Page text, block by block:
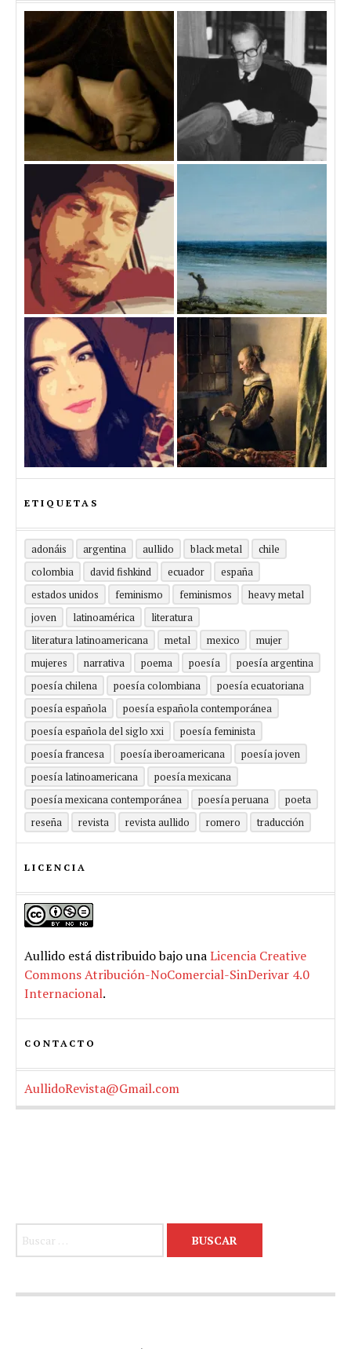
ETIQUETAS
adonáis argentina aullido black metal
chile
colombia
david fishkind ecuador
españa
estados unidos
feminismo feminismos
heavy metal
joven
latinoamérica
literatura
literatura latinoamericana
metal mexico
mujer
mujeres
narrativa poema poesía
poesía argentina
poesía chilena
poesía colombiana
poesía ecuatoriana
poesía española
poesía española contemporánea
poesía española del siglo xxi
poesía feminista
poesía francesa
poesía iberoamericana
poesía joven
poesía latinoamericana
poesía mexicana
poesía mexicana contemporánea
poesía peruana
poeta
reseña
revista revista aullido romero traducción
LICENCIA
Aullido está distribuido bajo unaLicencia Creative
Commons Atribución-NoComercial-SinDerivar 4.0
Internacional.
CONTACTO
AullidoRevista@Gmail.com